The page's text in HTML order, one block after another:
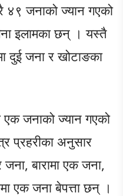
४९ जनाको ज्यान गएको
इलामका छन् । यस्तै
दुई जना र खोटाङका
एक जनाको ज्यान गएको
प्रहरीका अनुसार
जना, बारामा एक जना,
एक जना बेपत्ता छन् ।